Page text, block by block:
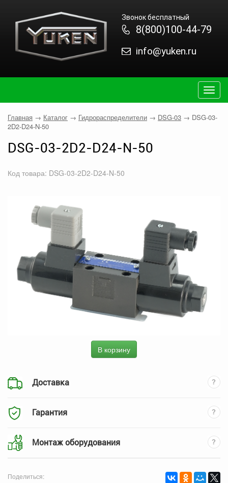
Звонок бесплатный
8(800)100-44-79
info@yuken.ru
Главная → Каталог → Гидрораспределители → DSG-03 → DSG-03-
2D2-D24-N-50
DSG-03-2D2-D24-N-50
Код товара: DSG-03-2D2-D24-N-50
В корзину
Доставка
Гарантия
Монтаж оборудования
Поделиться: